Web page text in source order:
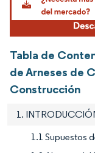
Tabla de
de Arneses de
Construcción
1.
1.1 Supuestos